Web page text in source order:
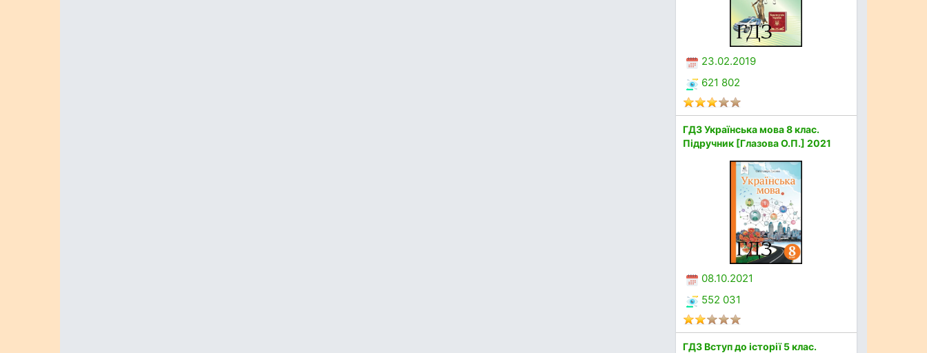
23.02.2019
621 802
ГДЗ Українська мова 8 клас.
Підручник [Глазова О.П.] 2021
08.10.2021
552 031
ГДЗ Вступ до історії 5 клас.